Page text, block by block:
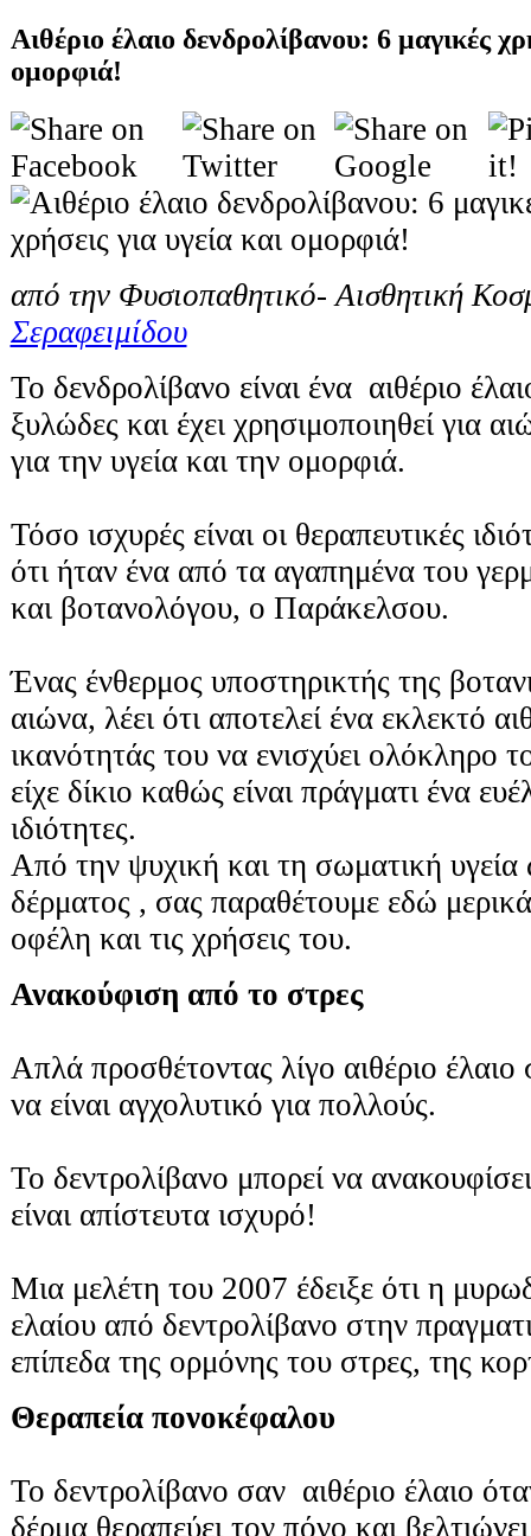
Αιθέριο έλαιο δενδρολίβανου: 6 μαγικές
ομορφιά!
από την Φυσιοπαθητικό- Αισθητική
Σεραφειμίδου
Το δενδρολίβανο είναι ένα αιθέριο
ξυλώδες και έχει χρησιμοποιηθεί για
για την υγεία και την ομορφιά.
Τόσο ισχυρές είναι οι θεραπευτικές
ότι ήταν ένα από τα αγαπημένα του
και βοτανολόγου, ο Παράκελσου.
Ένας ένθερμος υποστηρικτής της
αιώνα, λέει ότι αποτελεί ένα εκλεκτό
ικανότητάς του να ενισχύει ολόκληρο
είχε δίκιο καθώς είναι πράγματι ένα
ιδιότητες.
Από την ψυχική και τη σωματική υγεία
δέρματος , σας παραθέτουμε εδώ
οφέλη και τις χρήσεις του.
Ανακούφιση από το στρες
Απλά προσθέτοντας λίγο αιθέριο έλαιο
να είναι αγχολυτικό για πολλούς.
Το δεντρολίβανο μπορεί να
είναι απίστευτα ισχυρό!
Μια μελέτη του 2007 έδειξε ότι η
ελαίου από δεντρολίβανο στην
επίπεδα της ορμόνης του στρες, της
Θεραπεία πονοκέφαλου
Το δεντρολίβανο σαν αιθέριο έλαιο
δέρμα θεραπεύει τον πόνο και